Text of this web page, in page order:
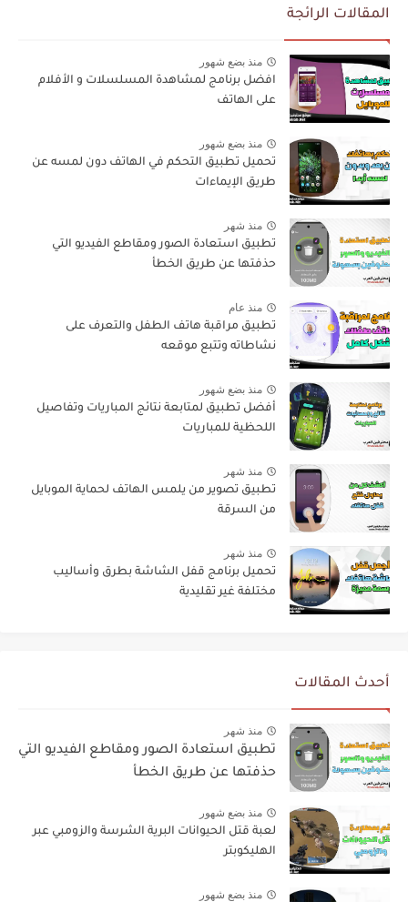
المقالات الرائجة
منذ بضع شهور
افضل برنامج لمشاهدة المسلسلات و الأفلام
على الهاتف
منذ بضع شهور
تحميل تطبيق التحكم في الهاتف دون لمسه عن
طريق الإيماءات
منذ شهر
تطبيق استعادة الصور ومقاطع الفيديو التي
حذفتها عن طريق الخطأ
منذ عام
تطبيق مراقبة هاتف الطفل والتعرف على
نشاطاته وتتبع موقعه
منذ بضع شهور
أفضل تطبيق لمتابعة نتائج المباريات وتفاصيل
اللحظية للمباريات
منذ شهر
تطبيق تصوير من يلمس الهاتف لحماية الموبايل
من السرقة
منذ شهر
تحميل برنامج قفل الشاشة بطرق وأساليب
مختلفة غير تقليدية
أحدث المقالات
منذ شهر
تطبيق استعادة الصور ومقاطع الفيديو التي
حذفتها عن طريق الخطأ
منذ بضع شهور
لعبة قتل الحيوانات البرية الشرسة والزومبي عبر
الهليكوبتر
منذ بضع شهور